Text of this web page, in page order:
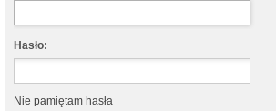
Hasło:
Nie pamiętam hasła